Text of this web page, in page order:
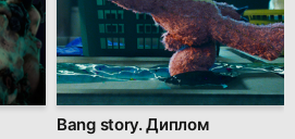
Bang story. Диплом